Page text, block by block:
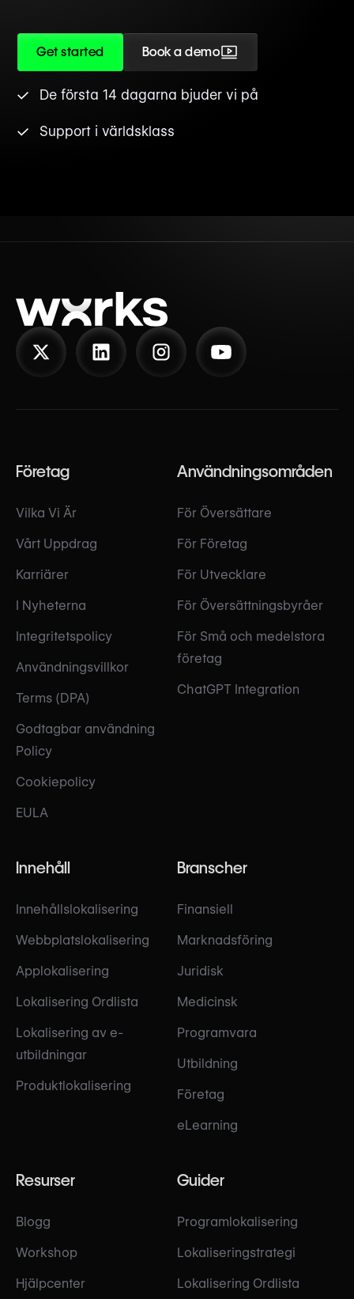
Get started Book a demo
De första 14 dagarna bjuder vi på
Support i världsklass
Företag
Vilka Vi Är
Vårt Uppdrag
Karriärer
I Nyheterna
Integritetspolicy
Användningsvillkor
Terms (DPA)
Godtagbar användning
Policy
Cookiepolicy
EULA
Användningsområden
För Översättare
För Företag
För Utvecklare
För Översättningsbyråer
För Små och medelstora
företag
ChatGPT Integration
Innehåll
Innehållslokalisering
Webbplatslokalisering
Applokalisering
Lokalisering Ordlista
Lokalisering av e-
utbildningar
Produktlokalisering
Branscher
Finansiell
Marknadsföring
Juridisk
Medicinsk
Programvara
Utbildning
Företag
eLearning
Resurser
Blogg
Workshop
Hjälpcenter
Guider
Programlokalisering
Lokaliseringstrategi
Lokalisering Ordlista